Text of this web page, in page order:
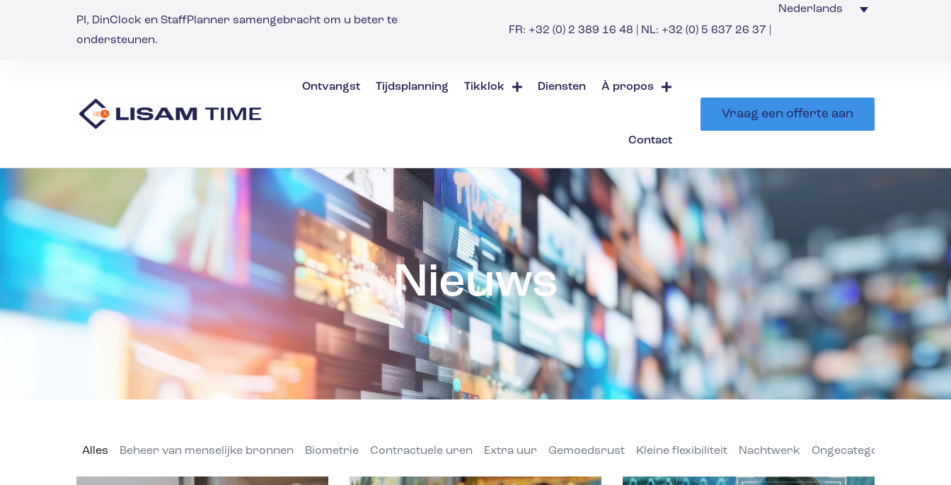
PI, DinClock en StaffPlanner samengebracht om u beter te
ondersteunen.
FR: +32 (0) 2 389 16 48 | NL: +32 (0) 5 637 26 37 |
Nederlands
Ontvangst Tijdsplanning Tikklok Diensten À propos
Contact
Vraag een offerte aan
Nieuws
Beheer van menselijke bronnen Biometrie Contractuele uren Extra uur Gemoedsrust Kleine flexibiliteit Nachtwerk Ongecategoriseerd
Alles